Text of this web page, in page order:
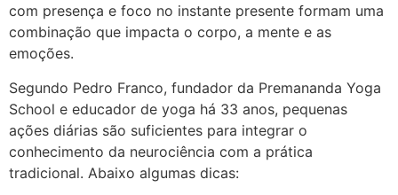
com presença e foco no instante presente formam uma
combinação que impacta o corpo, a mente e as
emoções.
Segundo Pedro Franco, fundador da Premananda Yoga
School e educador de yoga há 33 anos, pequenas
ações diárias são suficientes para integrar o
conhecimento da neurociência com a prática
tradicional. Abaixo algumas dicas: